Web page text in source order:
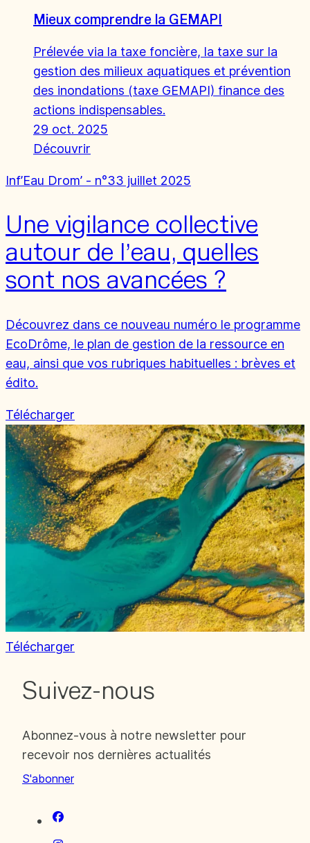
Mieux comprendre la GEMAPI
Prélevée via la taxe foncière, la taxe sur la
gestion des milieux aquatiques et prévention
des inondations (taxe GEMAPI) finance des
actions indispensables.
29 oct. 2025
Découvrir
Inf’Eau Drom’ - n°33 juillet 2025
Une vigilance collective
autour de l’eau, quelles
sont nos avancées ?
Découvrez dans ce nouveau numéro le programme
EcoDrôme, le plan de gestion de la ressource en
eau, ainsi que vos rubriques habituelles : brèves et
édito.
Télécharger
Télécharger
Suivez-nous
Abonnez-vous à notre newsletter pour
recevoir nos dernières actualités
S'abonner